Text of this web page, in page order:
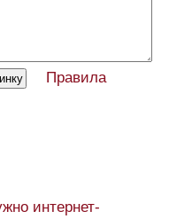
Правила
интернет-